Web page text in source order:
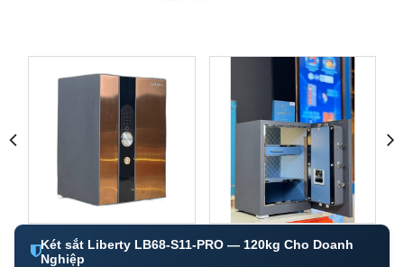
Két sắt Liberty LB68-S11-PRO — 120kg Cho Doanh
Nghiệp